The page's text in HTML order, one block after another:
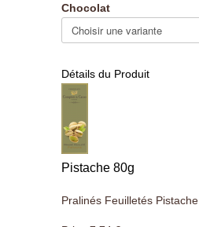
Chocolat
Détails du Produit
Pistache 80g
Pralinés Feuilletés Pistache